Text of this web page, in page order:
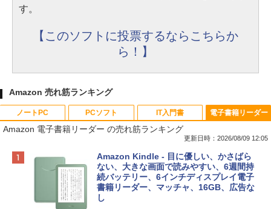
す。
【このソフトに投票するならこちらか
ら！】
Amazon 売れ筋ランキング
ノートPC
Apple 2026 MacBook Neo A18 Proチッ
プ搭載13インチノートブック：AIとAppl
e Intelligenceのために設計、Liquid Ret
inaディスプレイ、8GBユニファイドメモ
リ、256GB SSDストレージ、1080p Fac
PCソフト
Robloxギフトカード - 800 Robux 【限
定バーチャルアイテムを含む】 【オンラ
インゲームコード】 ロブロックス | オン
ラインコード版
IT入門書
生成AIパスポート公式テキスト 第４版
￥1,766
電子書籍リーダー
Amazon 電子書籍リーダー の売れ筋ランキング
更新日時：2026/08/09 12:05
Amazon Kindle - 目に優しい、かさばら
ない、大きな画面で読みやすい、6週間持
続バッテリー、6インチディスプレイ電子
書籍リーダー、マッチャ、16GB、広告な
し